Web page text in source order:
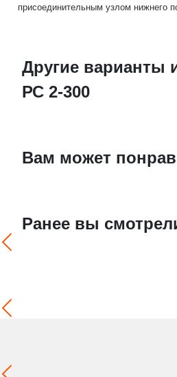
присоединительным узлом нижнего
Другие варианты
РС 2-300
Вам может
Ранее вы